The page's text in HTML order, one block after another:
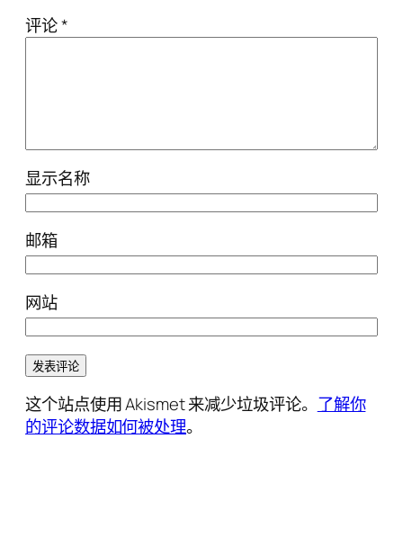
评论*
显示名称
邮箱
网站
这个站点使用 Akismet 来减少垃圾评论。 了解你
的评论数据如何被处理。